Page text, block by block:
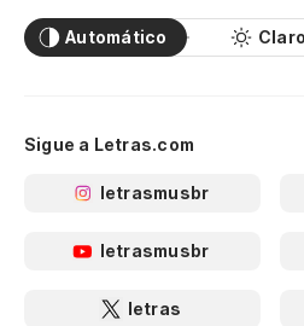
Automático Claro
Sigue a Letras.com
letrasmusbr
letrasmusbr
letras